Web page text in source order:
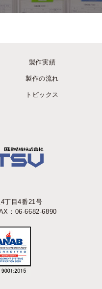
製作実績
製作の流れ
トピックス
丁目4番21号
：06-6682-6890